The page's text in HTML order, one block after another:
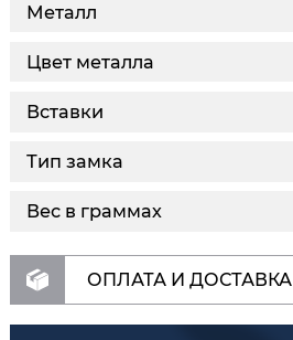
Металл
Цвет металла
Вставки
Тип замка
Вес в граммах
ОПЛАТА И ДОСТАВКА